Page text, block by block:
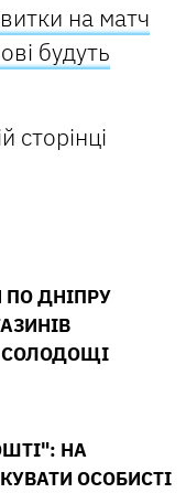
на матч
будуть
сторінці
ПО ДНІПРУ
СОЛОДОЩІ
НА
ОСОБИСТІ